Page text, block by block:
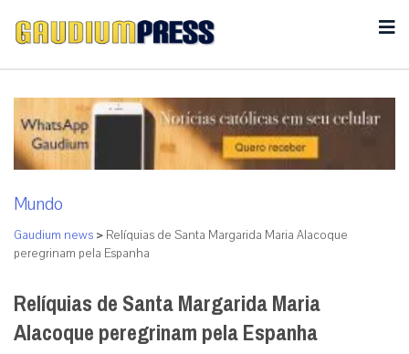
Mundo
Gaudium news > Relíquias de Santa Margarida Maria Alacoque
peregrinam pela Espanha
Relíquias de Santa Margarida Maria
Alacoque peregrinam pela Espanha